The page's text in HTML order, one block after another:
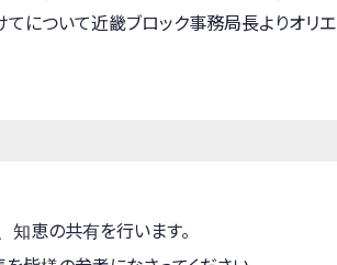
について近畿ブロック事務局長よりオリエ
知恵の共有を行います。